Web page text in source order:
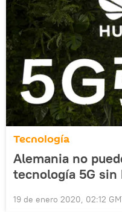
Tecnología
Alemania no
tecnología 5G sin
19 de enero 2020, 02:12